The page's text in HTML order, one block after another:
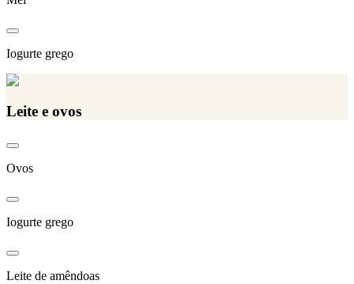
Iogurte grego
Leite e ovos
Ovos
Iogurte grego
Leite de amêndoas